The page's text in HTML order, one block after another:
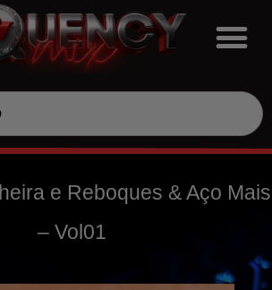
e Reboques & Aço Mais
– Vol01